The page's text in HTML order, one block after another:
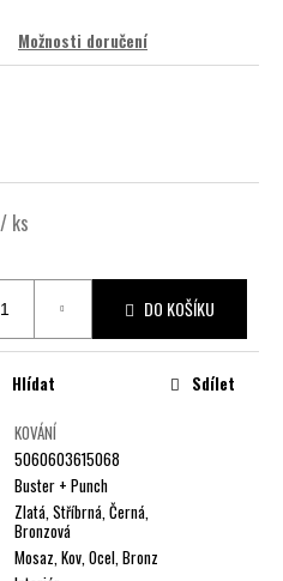
Možnosti doručení
/ ks
DO KOŠÍKU
KOVÁNÍ
5060603615068
Buster + Punch
Zlatá, Stříbrná, Černá,
Bronzová
Mosaz, Kov, Ocel, Bronz
Hlídat Sdílet